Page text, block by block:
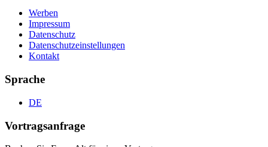
Werben
Impressum
Datenschutz
Datenschutzeinstellungen
Kontakt
Sprache
DE
Vortragsanfrage